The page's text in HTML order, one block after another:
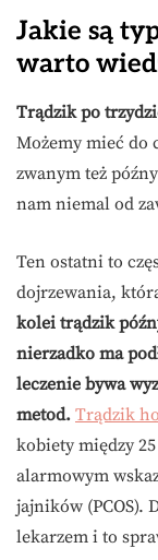
Jakie są
warto
Trądzik po
Możemy mieć
zwanym też
nam niemal od
Ten ostatni to
dojrzewania,
kolei trądzik
nierzadko ma
leczenie bywa
metod. Trądzik
kobiety między
alarmowym
jajników (PCOS).
lekarzem i to